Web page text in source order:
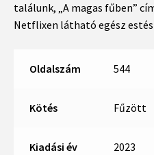
találunk, „A magas fűben”
Netflixen látható egész
Oldalszám 544
Kötés Fűzött
Kiadási év 2023